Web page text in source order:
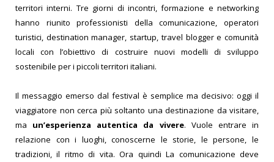
territori interni. Tre giorni di incontri, formazione e networking
hanno riunito professionisti della comunicazione, operatori
turistici, destination manager, startup, travel blogger e comunità
locali con l’obiettivo di costruire nuovi modelli di sviluppo
sostenibile per i piccoli territori italiani.
Il messaggio emerso dal festival è semplice ma decisivo: oggi il
viaggiatore non cerca più soltanto una destinazione da visitare,
ma un’esperienza autentica da vivere. Vuole entrare in
relazione con i luoghi, conoscerne le storie, le persone, le
tradizioni, il ritmo di vita. Ora quindi La comunicazione deve